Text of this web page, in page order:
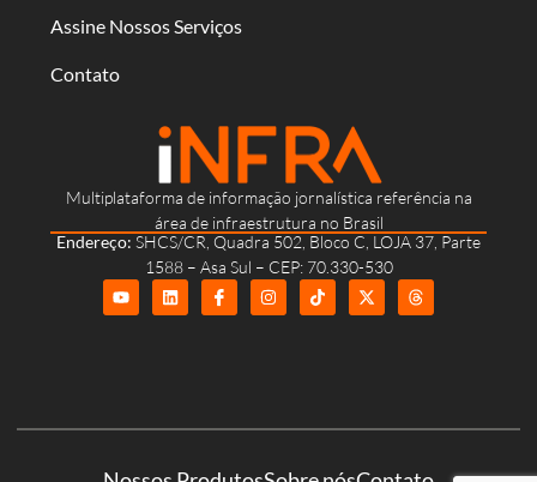
Multiplataforma de informação jornalística referência na
área de infraestrutura no Brasil
Endereço: SHCS/CR, Quadra 502, Bloco C, LOJA 37, Parte
1588 – Asa Sul – CEP: 70.330-530
Assine Nossos Serviços
Contato